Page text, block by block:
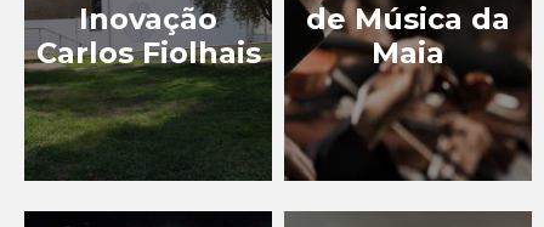
Inovação
Carlos Fiolhais
de Música da
Maia